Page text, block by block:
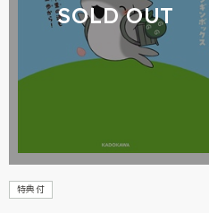
SOLD OUT
特典付